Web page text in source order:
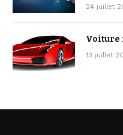
24 juillet
Voiture
13 juillet